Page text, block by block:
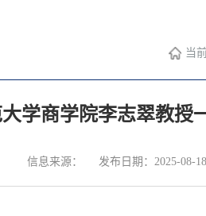
当
学商学院李志翠教授
信息来源： 发布日期：2025-08-18